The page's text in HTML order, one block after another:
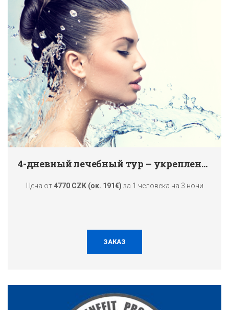
4-дневный лечебный тур – укрепление иммунитета
Цена от 4770 CZK (ок. 191€) за 1 человека на 3 ночи
ЗАКАЗ